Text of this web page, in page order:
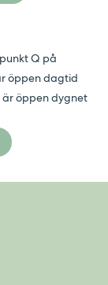
Q på
öppen dagtid
öppen dygnet